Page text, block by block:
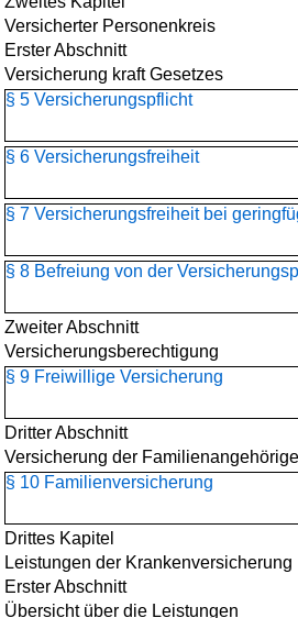
Versicherter Personenkreis
Erster Abschnitt
Versicherung kraft Gesetzes
§ 5 Versicherungspflicht
§ 6 Versicherungsfreiheit
§ 7 Versicherungsfreiheit bei
§ 8 Befreiung von der
Zweiter Abschnitt
Versicherungsberechtigung
§ 9 Freiwillige Versicherung
Dritter Abschnitt
Versicherung der
§ 10 Familienversicherung
Drittes Kapitel
Leistungen der Krankenversicherung
Erster Abschnitt
Übersicht über die Leistungen